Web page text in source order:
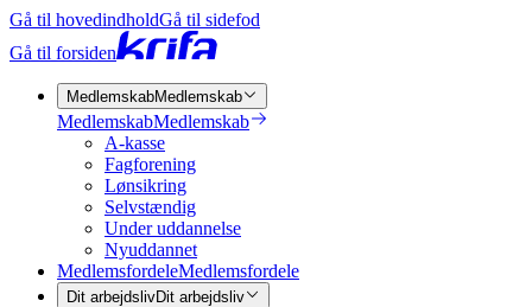
Gå til hovedindholdGå til sidefod
Gå til forsiden
MedlemskabMedlemskab
MedlemskabMedlemskab
A-kasse
Fagforening
Lønsikring
Selvstændig
Under uddannelse
Nyuddannet
MedlemsfordeleMedlemsfordele
Dit arbejdslivDit arbejdsliv